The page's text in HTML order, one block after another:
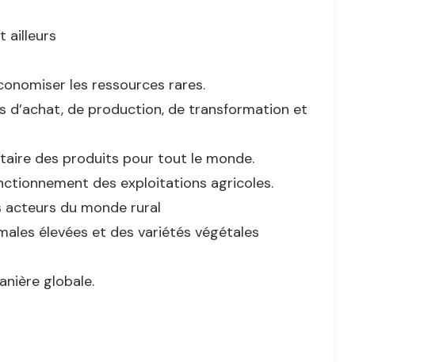
ailleurs
les ressources rares.
d’achat, de production, de transformation et
des produits pour tout le monde.
des exploitations agricoles.
acteurs du monde rural
élevées et des variétés végétales
globale.